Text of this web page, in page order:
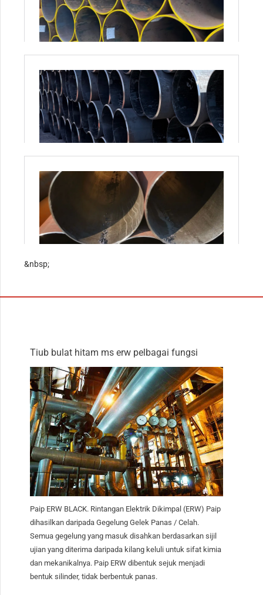
&nbsp;
Tiub bulat hitam ms erw pelbagai fungsi
Paip ERW BLACK. Rintangan Elektrik Dikimpal (ERW) Paip
dihasilkan daripada Gegelung Gelek Panas / Celah.
Semua gegelung yang masuk disahkan berdasarkan sijil
ujian yang diterima daripada kilang keluli untuk sifat kimia
dan mekanikalnya. Paip ERW dibentuk sejuk menjadi
bentuk silinder, tidak berbentuk panas.